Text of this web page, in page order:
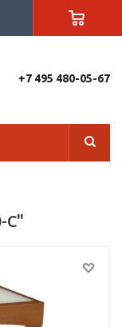
+7 495 480-05-67
С"